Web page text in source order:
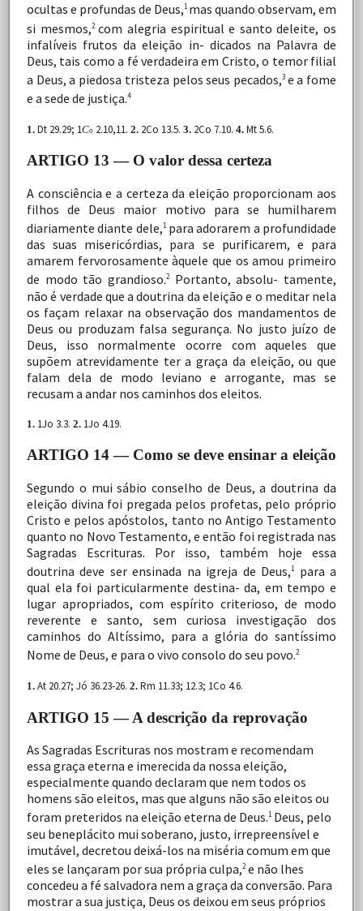
ocultas e profundas de Deus,1 mas quando observam, em
si mesmos,2 com alegria espiritual e santo deleite, os
infalíveis frutos da eleição in- dicados na Palavra de
Deus, tais como a fé verdadeira em Cristo, o temor filial
a Deus, a piedosa tristeza pelos seus pecados,3 e a fome
e a sede de justiça.4
1. Dt 29.29; 1Co 2.10,11. 2. 2Co 13.5. 3. 2Co 7.10. 4. Mt 5.6.
ARTIGO 13 — O valor dessa certeza
A consciência e a certeza da eleição proporcionam aos
filhosde Deus maior motivo para se humilharem
diariamente diante dele,1 para adorarem a profundidade
das suas misericórdias, para se purificarem, e para
amarem fervorosamente àquele que os amou primeiro
de modo tão grandioso.2 Portanto, absolu- tamente,
não é verdade que a doutrina da eleição e o meditar nela
os façam relaxar na observação dos mandamentos de
Deusou produzam falsa segurança. No justo juízo de
Deus,
isso normalmente ocorre com aqueles
que
supõem atrevidamente ter a graça da eleição, ou que
falam dela de modo leviano e arrogante, mas se
recusam a andar nos caminhos dos eleitos.
1. 1Jo 3.3. 2. 1Jo 4.19.
ARTIGO 14 — Como se deve ensinar a eleição
Segundo o mui sábio conselho de Deus, a doutrina da
eleição divina foi pregada pelos profetas, pelo próprio
Cristo e pelosapóstolos, tanto no Antigo Testamento
quanto no Novo Testamento, e então foi registrada nas
Sagradas
Escrituras. Por isso, também hoje
essa
doutrina deve ser ensinada na igreja de Deus,1 para a
qual ela foi particularmente destina- da, em tempo e
lugar apropriados, com espírito criterioso, de modo
reverente
e santo, sem curiosa investigação
dos
caminhos do Altíssimo, para a glória do santíssimo
Nome de Deus, e para o vivo consolo do seu povo.2
1. At 20.27; Jó 36.23-26. 2. Rm 11.33; 12.3; 1Co 4.6.
ARTIGO 15 — A descrição da reprovação
As Sagradas Escrituras nos mostram e recomendam
essa graça eterna e imerecida da nossa eleição,
especialmente quando declaram que nem todos os
homens são eleitos, mas que alguns não são eleitos ou
foram preteridos na eleição eterna de Deus.1 Deus, pelo
seu beneplácito mui soberano, justo, irrepreensível e
imutável, decretou deixá-los na miséria comum em que
eles se lançaram porsua própria culpa,2 e não lhes
concedeu a fé salvadora nem a graça da conversão. Para
mostrara sua justiça, Deus os deixou em seus próprios